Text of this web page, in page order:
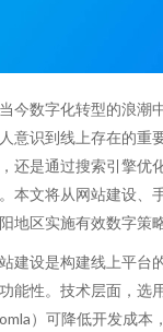
今数字化转型的浪潮
意识到线上存在的重
还是通过搜索引擎优
本文将从网站建设、
地区实施有效数字策
建设是构建线上平台
能性。技术层面，选
）可降低开发成本